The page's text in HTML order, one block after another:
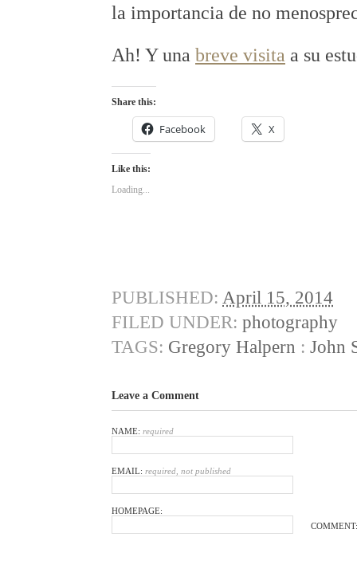
la importancia de no
Ah! Y una breve visita a su
Share this:
Facebook X
Like this:
Loading...
PUBLISHED: April 15, 2014
FILED UNDER: photography
TAGS: Gregory Halpern : John
Leave a Comment
NAME: required
EMAIL: required, not published
HOMEPAGE: